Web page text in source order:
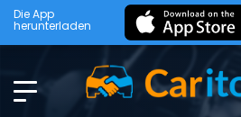
Die App
herunterladen